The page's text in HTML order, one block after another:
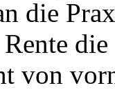
die
von